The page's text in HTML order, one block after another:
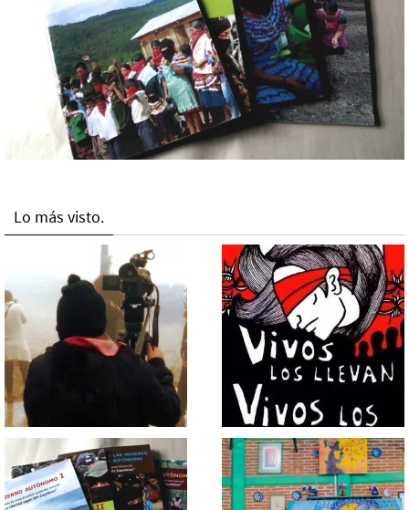
Lo más visto.